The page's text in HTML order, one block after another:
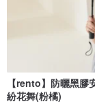
【rento】防曬黑膠
紛花舞(粉橘)